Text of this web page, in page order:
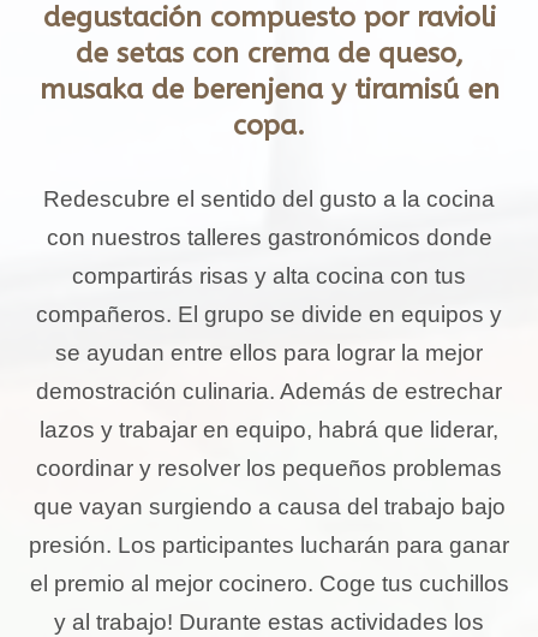
degustación compuesto por ravioli
de setas con crema de queso,
musaka de berenjena y tiramisú en
copa.
Redescubre el sentido del gusto a la cocina
con nuestros talleres gastronómicos donde
compartirás risas y alta cocina con tus
compañeros. El grupo se divide en equipos y
se ayudan entre ellos para lograr la mejor
demostración culinaria. Además de estrechar
lazos y trabajar en equipo, habrá que liderar,
coordinar y resolver los pequeños problemas
que vayan surgiendo a causa del trabajo bajo
presión. Los participantes lucharán para ganar
el premio al mejor cocinero. Coge tus cuchillos
y al trabajo! Durante estas actividades los